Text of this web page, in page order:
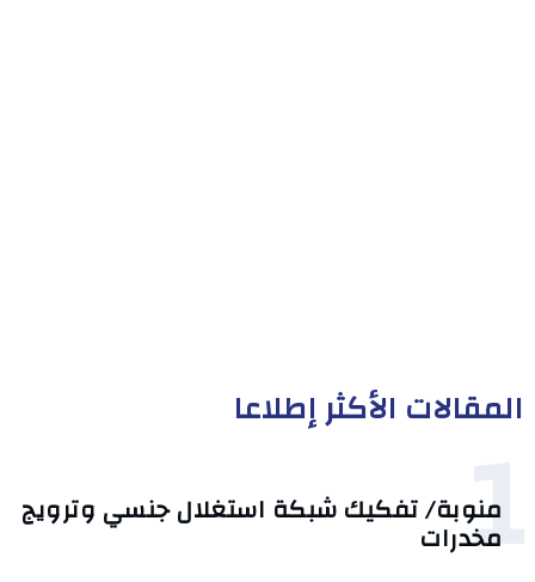
المقالات الأكثر إطلاعا
1
منوبة/ تفكيك شبكة استغلال جنسي وترويج
مخدرات